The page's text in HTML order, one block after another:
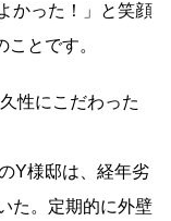
かった！」と笑顔
とです。
性にこだわった
Y様邸は、経年劣
た。定期的に外壁